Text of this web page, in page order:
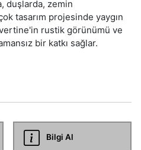
duşlarda, zemin
tasarım projesinde yaygın
rustik görünümü ve
bir katkı sağlar.
Bilgi Al